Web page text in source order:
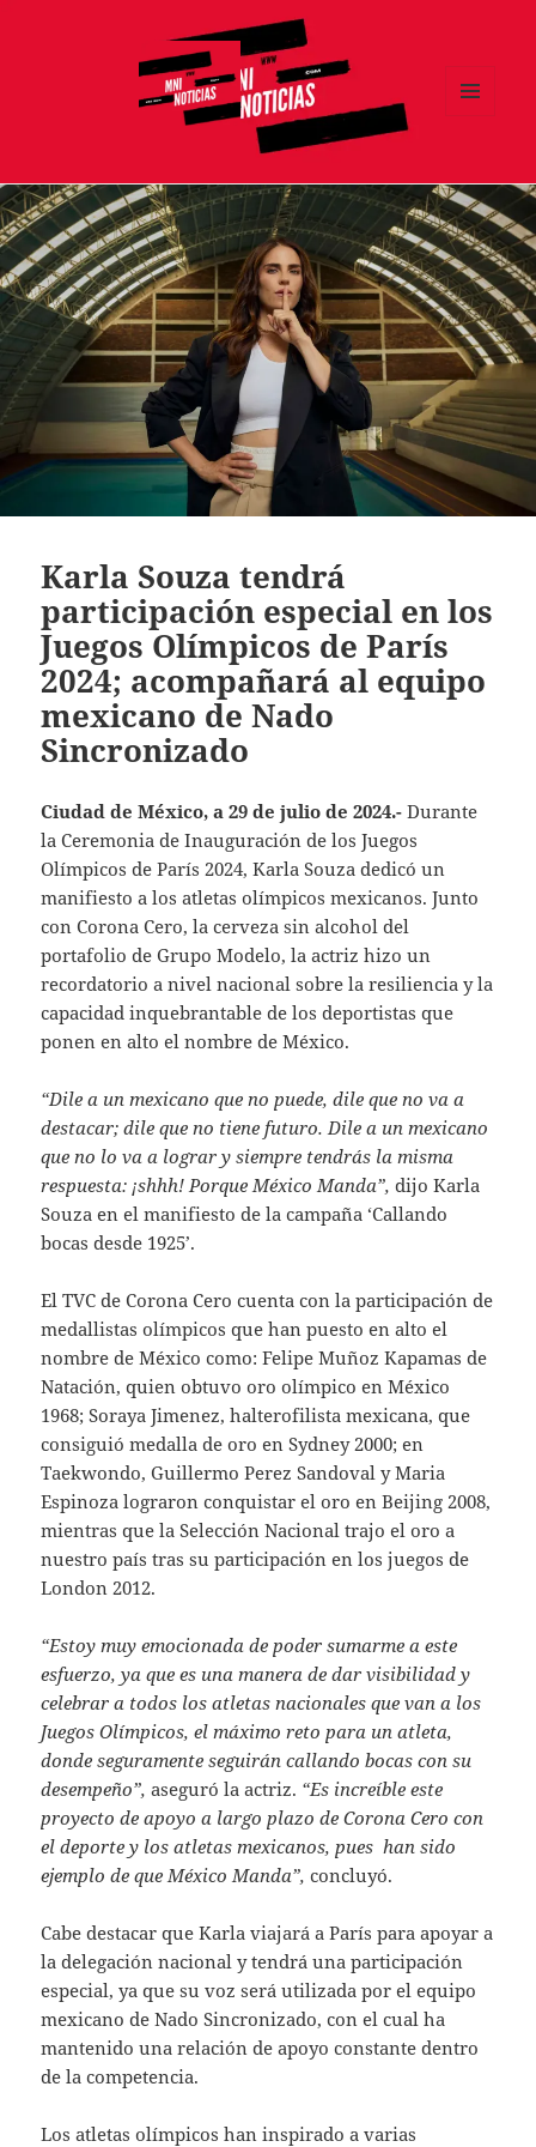
Karla Souza tendrá
participación especial en los
Juegos Olímpicos de París
2024; acompañará al equipo
mexicano de Nado
Sincronizado
Ciudad de México, a 29 de julio de 2024.-Durante
la Ceremonia de Inauguración de los Juegos
Olímpicos de París 2024, Karla Souza dedicó un
manifiesto a los atletas olímpicos mexicanos. Junto
con Corona Cero, la cerveza sin alcohol del
portafolio de Grupo Modelo, la actriz hizo un
recordatorio a nivel nacional sobre la resiliencia y la
capacidad inquebrantable de los deportistas que
ponen en alto el nombre de México.
“Dile a un mexicano que no puede, dile que no va a
destacar; dile que no tiene futuro. Dile a un mexicano
que no lo va a lograr y siempre tendrás la misma
respuesta: ¡shhh! Porque México Manda”, dijo Karla
Souza en el manifiesto de la campaña ‘Callando
bocas desde 1925’.
El TVC de Corona Cero cuenta con la participación de
medallistas olímpicos que han puesto en alto el
nombre de México como: Felipe Muñoz Kapamas de
Natación, quien obtuvo oro olímpico en México
1968; Soraya Jimenez, halterofilista mexicana, que
consiguió medalla de oro en Sydney 2000; en
Taekwondo, Guillermo Perez Sandoval y Maria
Espinoza lograron conquistar el oro en Beijing 2008,
mientras que la Selección Nacional trajo el oro a
nuestro país tras su participación en los juegos de
London 2012.
“Estoy muy emocionada de poder sumarme a este
esfuerzo, ya que es una manera de dar visibilidad y
celebrar a todos los atletas nacionales que van a los
Juegos Olímpicos, el máximo reto para un atleta,
donde seguramente seguirán callando bocas con su
desempeño”,aseguró la actriz. “Es increíble este
proyecto de apoyo a largo plazo de Corona Cero con
el deporte y los atletas mexicanos, pues han sido
ejemplo de que México Manda”, concluyó.
Cabe destacar que Karla viajará a París para apoyar a
la delegación nacional y tendrá una participación
especial, ya que su voz será utilizada por el equipo
mexicano de Nado Sincronizado, con el cual ha
mantenido una relación de apoyo constante dentro
de la competencia.
Los atletas olímpicos han inspirado a varias